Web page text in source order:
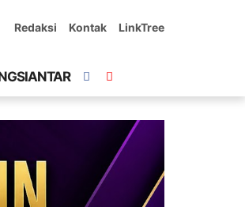
Redaksi Kontak LinkTree